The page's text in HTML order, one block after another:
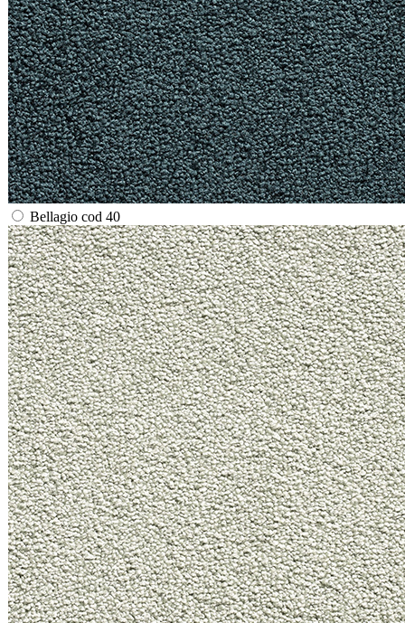
Bellagio cod 40